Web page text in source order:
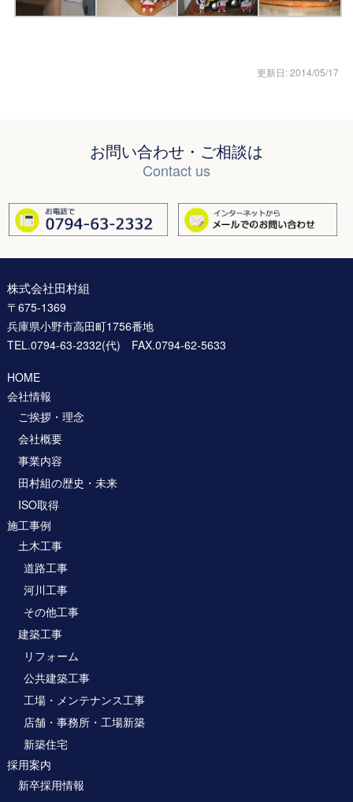
更新日: 2014/05/17
お問い合わせ・ご相談は
Contact us
株式会社田村組
〒675-1369
兵庫県小野市高田町1756番地
TEL.0794-63-2332(代) FAX.0794-62-5633
HOME
会社情報
ご挨拶・理念
会社概要
事業内容
田村組の歴史・未来
ISO取得
施工事例
土木工事
道路工事
河川工事
その他工事
建築工事
リフォーム
公共建築工事
工場・メンテナンス工事
店舗・事務所・工場新築
新築住宅
採用案内
新卒採用情報